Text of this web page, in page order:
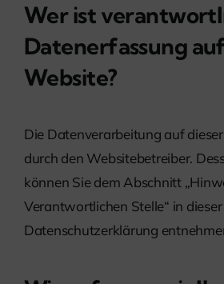
Wer ist
Datenerfassung
Website?
Die Datenverarbeitung auf
durch den Websitebetreiber.
können Sie dem Abschnitt
Verantwortlichen Stelle“ in dieser
Datenschutzerklärung